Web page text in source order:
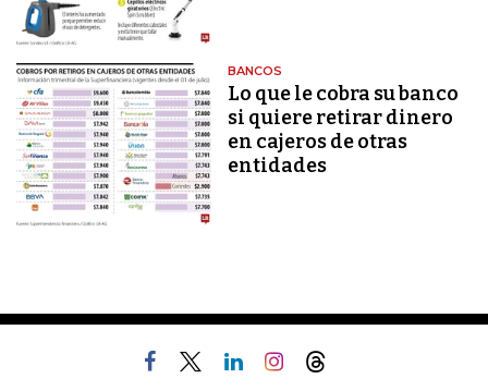
BANCOS
Lo que le cobra su banco
si quiere retirar dinero
en cajeros de otras
entidades